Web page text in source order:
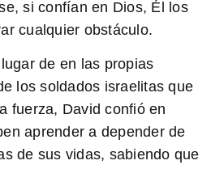
si confían en Dios, Él los
cualquier obstáculo.
de en las propias
los soldados israelitas que
fuerza, David confió en
aprender a depender de
de sus vidas, sabiendo que